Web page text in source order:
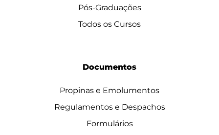
Pós-Graduações
Todos os Cursos
Documentos
Propinas e Emolumentos
Regulamentos e Despachos
Formulários